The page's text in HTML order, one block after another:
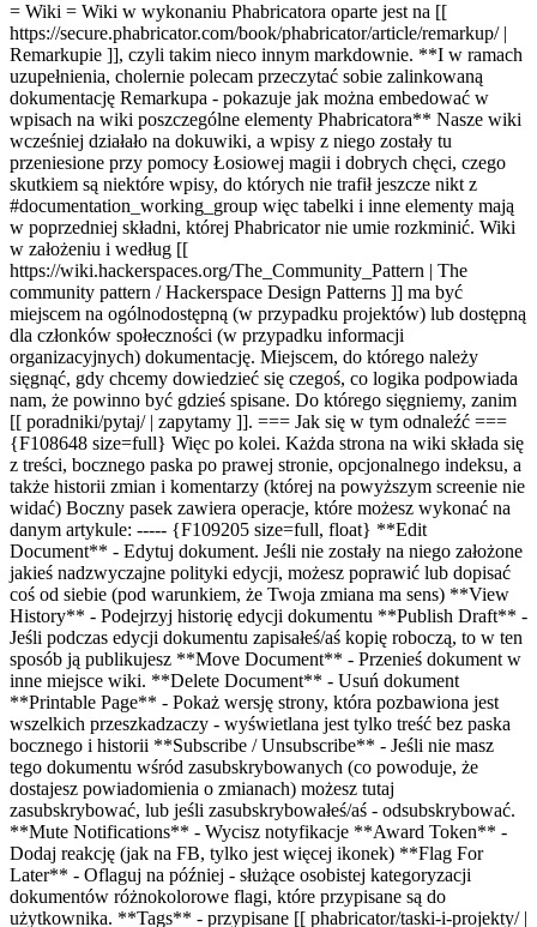
= Wiki = Wiki w wykonaniu Phabricatora oparte jest na [[
https://secure.phabricator.com/book/phabricator/article/remarkup/ |
Remarkupie ]], czyli takim nieco innym markdownie. **I w ramach
uzupełnienia, cholernie polecam przeczytać sobie zalinkowaną
dokumentację Remarkupa - pokazuje jak można embedować w
wpisach na wiki poszczególne elementy Phabricatora** Nasze wiki
wcześniej działało na dokuwiki, a wpisy z niego zostały tu
przeniesione przy pomocy Łosiowej magii i dobrych chęci, czego
skutkiem są niektóre wpisy, do których nie trafił jeszcze nikt z
#documentation_working_group więc tabelki i inne elementy mają
w poprzedniej składni, której Phabricator nie umie rozkminić. Wiki
w założeniu i według [[
https://wiki.hackerspaces.org/The_Community_Pattern | The
community pattern / Hackerspace Design Patterns ]] ma być
miejscem na ogólnodostępną (w przypadku projektów) lub dostępną
dla członków społeczności (w przypadku informacji
organizacyjnych) dokumentację. Miejscem, do którego należy
sięgnąć, gdy chcemy dowiedzieć się czegoś, co logika podpowiada
nam, że powinno być gdzieś spisane. Do którego sięgniemy, zanim
[[ poradniki/pytaj/ | zapytamy ]]. === Jak się w tym odnaleźć ===
{F108648 size=full} Więc po kolei. Każda strona na wiki składa się
z treści, bocznego paska po prawej stronie, opcjonalnego indeksu, a
także historii zmian i komentarzy (której na powyższym screenie nie
widać) Boczny pasek zawiera operacje, które możesz wykonać na
danym artykule: ----- {F109205 size=full, float} **Edit
Document** - Edytuj dokument. Jeśli nie zostały na niego założone
jakieś nadzwyczajne polityki edycji, możesz poprawić lub dopisać
coś od siebie (pod warunkiem, że Twoja zmiana ma sens) **View
History** - Podejrzyj historię edycji dokumentu **Publish Draft** -
Jeśli podczas edycji dokumentu zapisałeś/aś kopię roboczą, to w ten
sposób ją publikujesz **Move Document** - Przenieś dokument w
inne miejsce wiki. **Delete Document** - Usuń dokument
**Printable Page** - Pokaż wersję strony, która pozbawiona jest
wszelkich przeszkadzaczy - wyświetlana jest tylko treść bez paska
bocznego i historii **Subscribe / Unsubscribe** - Jeśli nie masz
tego dokumentu wśród zasubskrybowanych (co powoduje, że
dostajesz powiadomienia o zmianach) możesz tutaj
zasubskrybować, lub jeśli zasubskrybowałeś/aś - odsubskrybować.
**Mute Notifications** - Wycisz notyfikacje **Award Token** -
Dodaj reakcję (jak na FB, tylko jest więcej ikonek) **Flag For
Later** - Oflaguj na później - służące osobistej kategoryzacji
dokumentów różnokolorowe flagi, które przypisane są do
użytkownika. **Tags** - przypisane [[ phabricator/taski-i-projekty/ |